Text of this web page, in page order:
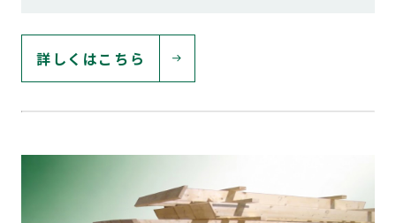
詳しくはこちら